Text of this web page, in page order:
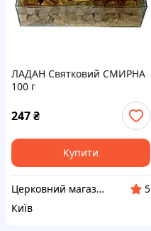
ЛАДАН Святковий СМИРНА
100 г
247₴
Купити
Церковний магазин "АФОН"
5
Київ